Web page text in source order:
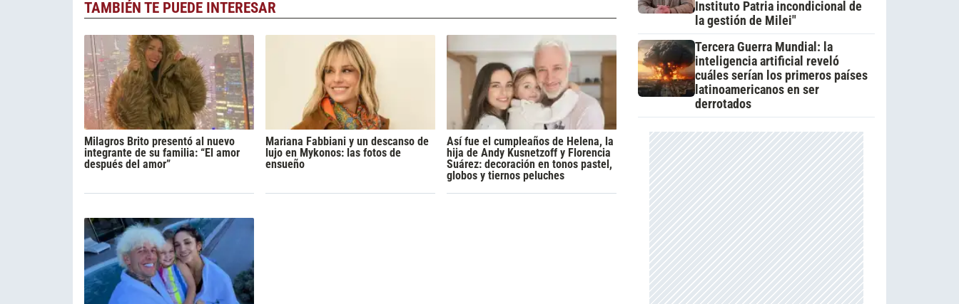
TAMBIÉN TE PUEDE INTERESAR
Milagros Brito presentó al nuevo
integrante de su familia: “El amor
después del amor”
Mariana Fabbiani y un descanso de
lujo en Mykonos: las fotos de
ensueño
Así fue el cumpleaños de Helena, la
hija de Andy Kusnetzoff y Florencia
Suárez: decoración en tonos pastel,
globos y tiernos peluches
Instituto Patria incondicional de
la gestión de Milei"
Tercera Guerra Mundial: la
inteligencia artificial reveló
cuáles serían los primeros países
latinoamericanos en ser
derrotados